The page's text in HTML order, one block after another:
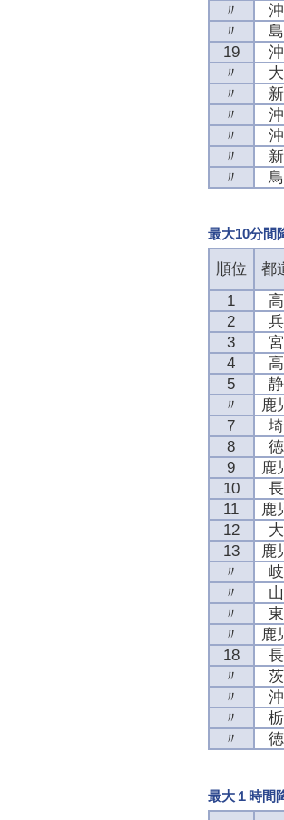
〃
〃
19
〃
〃
〃
〃
〃
〃
最大10分間
順位 都
1
2
3
4
5
〃
鹿
7
8
9
鹿
10
11
鹿
12
13
鹿
〃
〃
〃
〃
鹿
18
〃
〃
〃
〃
最大１時間